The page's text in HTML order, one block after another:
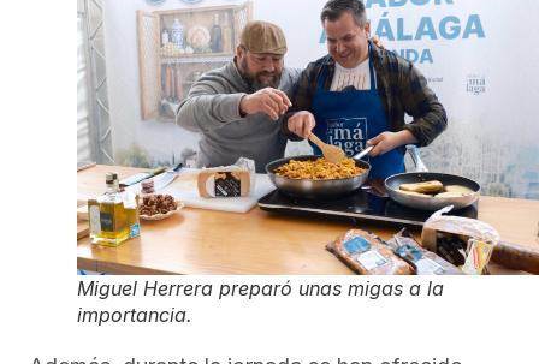
Miguel Herrera preparó unas migas a la
importancia.